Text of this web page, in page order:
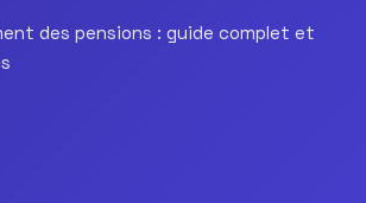
des pensions : guide complet et